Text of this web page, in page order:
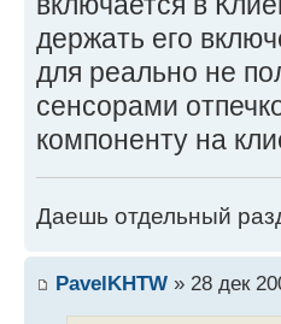
держать его
для реально не
сенсорами
компоненту на
Даешь отдельный
PavelKHTW » 28 дек